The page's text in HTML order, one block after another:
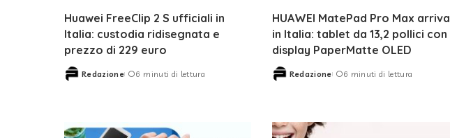
Huawei FreeClip 2 S ufficiali in
Italia: custodia ridisegnata e
prezzo di 229 euro
Posted
Redazione 6 minuti di lettura
HUAWEI MatePad Pro Max arriva
in Italia: tablet da 13,2 pollici con
display PaperMatte OLED
Posted
Redazione 6 minuti di lettura